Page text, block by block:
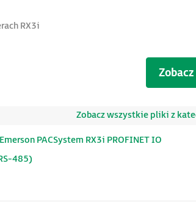
RX3i
Zobacz wszystkie pliki z
PACSystem RX3i PROFINET IO
485)